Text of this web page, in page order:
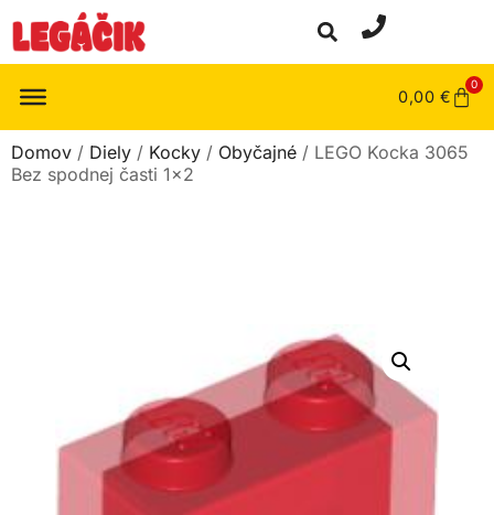
0,00 €
0
Domov / Diely / Kocky / Obyčajné / LEGO Kocka 3065
Bez spodnej časti 1×2